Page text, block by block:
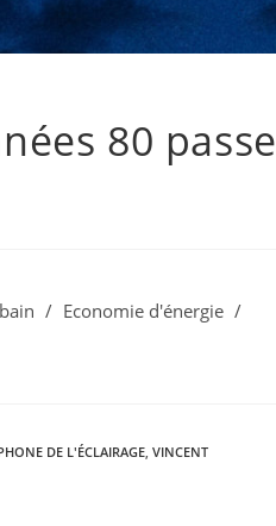
80 passe
/ Economie d'énergie /
DE L'ÉCLAIRAGE, VINCENT